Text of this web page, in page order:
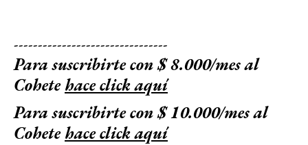
--------------------------------
Para suscribirte con $ 8.000/mes al
Cohetehace click aquí
Para suscribirte con $ 10.000/mes al
Cohetehace click aquí